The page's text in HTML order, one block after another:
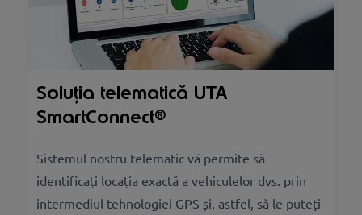
Soluția telematică UTA
SmartConnect®
Sistemul nostru telematic vă permite să
identificați locația exactă a vehiculelor dvs. prin
intermediul tehnologiei GPS și, astfel, să le puteți